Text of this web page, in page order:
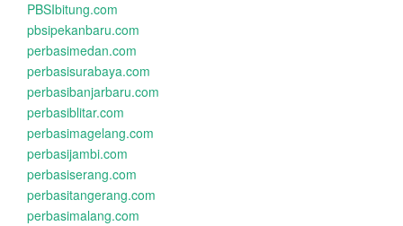
PBSIbitung.com
pbsipekanbaru.com
perbasimedan.com
perbasisurabaya.com
perbasibanjarbaru.com
perbasiblitar.com
perbasimagelang.com
perbasijambi.com
perbasiserang.com
perbasitangerang.com
perbasimalang.com